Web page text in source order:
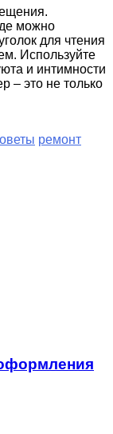
можно
для чтения
Используйте
и интимности
– это не только
ремонт